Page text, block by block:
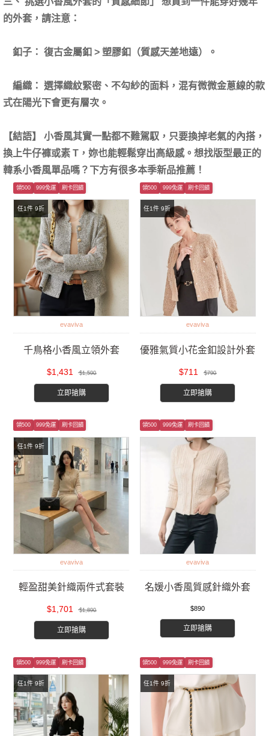
的外套，請注意：
釦子： 復古金屬釦 > 塑膠釦（質感天差地遠）。
編織： 選擇織紋緊密、不勾紗的面料，混有微微金蔥線的款
式在陽光下會更有層次。
【結語】 小香風其實一點都不難駕馭，只要換掉老氣的內搭，
換上牛仔褲或素 T，妳也能輕鬆穿出高級感。想找版型最正的
韓系小香風單品嗎？下方有很多本季新品推薦！
任1件 9折
領500 999免運 刷卡回饋
evaviva
千鳥格小香風立領外套
$1,431 $1,590
立即搶購
任1件 9折
領500 999免運 刷卡回饋
evaviva
優雅氣質小花金釦設計外套
$711 $790
立即搶購
任1件 9折
領500 999免運 刷卡回饋
evaviva
輕盈甜美針織兩件式套裝
$1,701 $1,890
立即搶購
領500 999免運 刷卡回饋
evaviva
名媛小香風質感針織外套
$890
立即搶購
任1件 9折
領500 999免運 刷卡回饋
任1件 9折
領500 999免運 刷卡回饋